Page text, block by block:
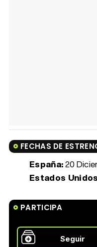
FECHAS DE
España:20
Estados
PARTICIPA
Seguir